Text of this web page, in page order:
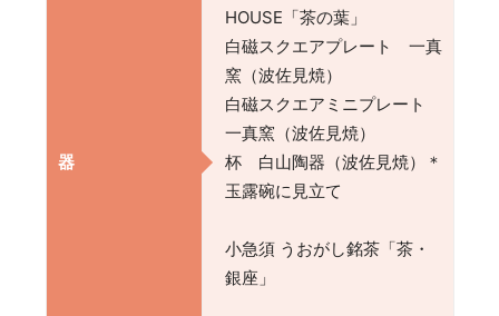
器
HOUSE「茶の葉」
白磁スクエアプレート 一真
窯（波佐見焼）
白磁スクエアミニプレート
一真窯（波佐見焼）
杯 白山陶器（波佐見焼）＊
玉露碗に見立て
小急須 うおがし銘茶「茶・
銀座」